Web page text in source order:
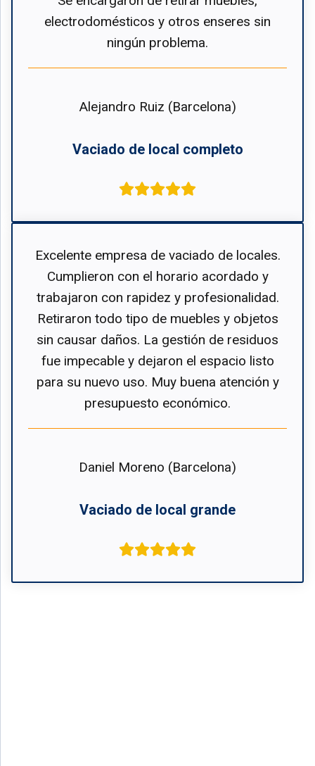
electrodomésticos y otros enseres sin
ningún problema.
Alejandro Ruiz (Barcelona)
Vaciado de local completo
Excelente empresa de vaciado de locales.
Cumplieron con el horario acordado y
trabajaron con rapidez y profesionalidad.
Retiraron todo tipo de muebles y objetos
sin causar daños. La gestión de residuos
fue impecable y dejaron el espacio listo
para su nuevo uso. Muy buena atención y
presupuesto económico.
Daniel Moreno (Barcelona)
Vaciado de local grande